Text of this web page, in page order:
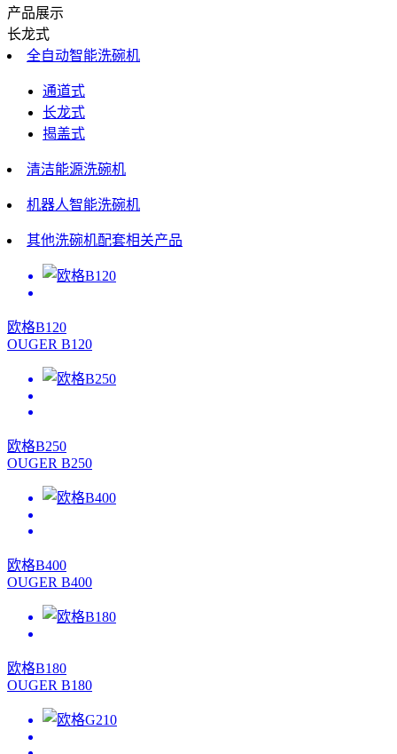
产品展示
长龙式
全自动智能洗碗机
通道式
长龙式
揭盖式
清洁能源洗碗机
机器人智能洗碗机
其他洗碗机配套相关产品
欧格B120
OUGER B120
欧格B250
OUGER B250
欧格B400
OUGER B400
欧格B180
OUGER B180